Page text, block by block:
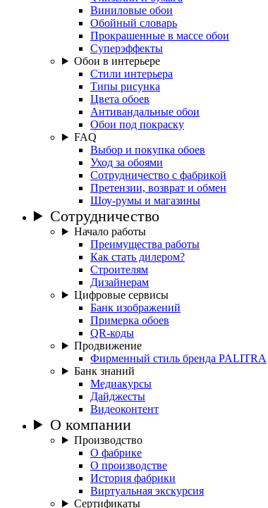
Виниловые обои
Обойный словарь
Прокрашенные в массе обои
Суперэффекты
Обои в интерьере
Стили интерьера
Типы рисунка
Цвета обоев
Антивандальные обои
Обои под покраску
FAQ
Выбор и покупка обоев
Уход за обоями
Сотрудничество с фабрикой
Претензии, возврат и обмен
Шоу-румы и магазины
Сотрудничество
Начало работы
Преимущества работы
Как стать дилером?
Строителям
Дизайнерам
Цифровые сервисы
Банк изображений
Примерка обоев
QR-коды
Продвижение
Фирменный стиль бренда PALITRA
Банк знаний
Медиакурсы
Дайджесты
Видеоконтент
О компании
Производство
О фабрике
О производстве
История фабрики
Виртуальная экскурсия
Сертификаты